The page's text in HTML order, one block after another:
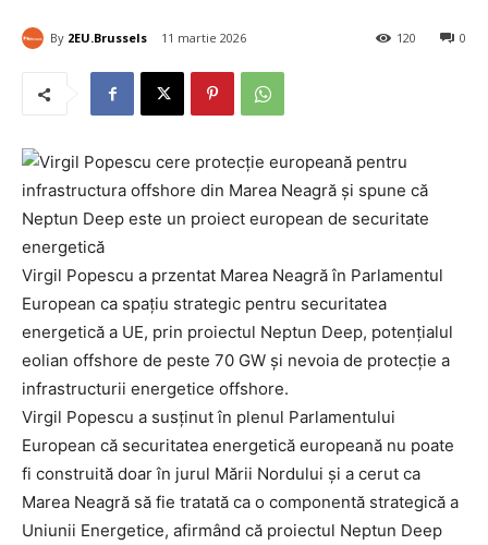
By 2EU.Brussels 11 martie 2026 0
120
Virgil Popescu a przentat Marea Neagră în Parlamentul
European ca spațiu strategic pentru securitatea
energetică a UE, prin proiectul Neptun Deep, potențialul
eolian offshore de peste 70 GW și nevoia de protecție a
infrastructurii energetice offshore.
Virgil Popescu a susținut în plenul Parlamentului
European că securitatea energetică europeană nu poate
fi construită doar în jurul Mării Nordului și a cerut ca
Marea Neagră să fie tratată ca o componentă strategică a
Uniunii Energetice, afirmând că proiectul Neptun Deep